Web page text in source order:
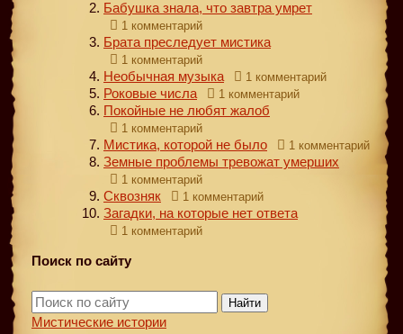
Бабушка знала, что завтра умрет
1 комментарий
Брата преследует мистика
1 комментарий
Необычная музыка 1 комментарий
Роковые числа 1 комментарий
Покойные не любят жалоб
1 комментарий
Мистика, которой не было 1 комментарий
Земные проблемы тревожат умерших
1 комментарий
Сквозняк 1 комментарий
Загадки, на которые нет ответа
1 комментарий
Поиск по сайту
Найти
Мистические истории